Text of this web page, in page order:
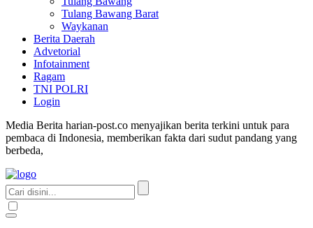
Tulang Bawang Barat
Waykanan
Berita Daerah
Advetorial
Infotainment
Ragam
TNI POLRI
Login
Media Berita harian-post.co menyajikan berita terkini untuk para
pembaca di Indonesia, memberikan fakta dari sudut pandang yang
berbeda,